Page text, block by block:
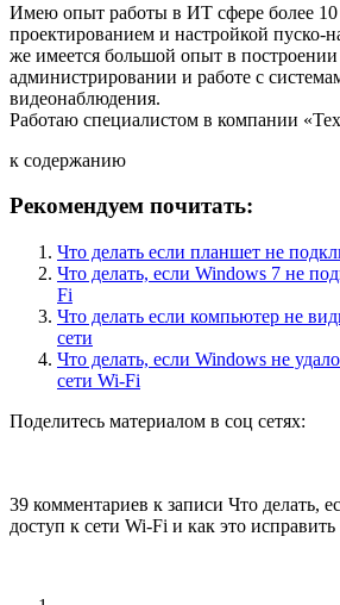
Имею опыт работы в ИТ сфере более 10
проектированием и настройкой пуско-
же имеется большой опыт в
администрировании и работе с
видеонаблюдения.
Работаю специалистом в компании
к содержанию
Рекомендуем почитать:
Что делать если планшет не
Что делать, если Windows 7 не
Fi
Что делать если компьютер не
сети
Что делать, если Windows не
сети Wi-Fi
Поделитесь материалом в соц сетях:
39 комментариев к записи Что делать,
доступ к сети Wi-Fi и как это исправить